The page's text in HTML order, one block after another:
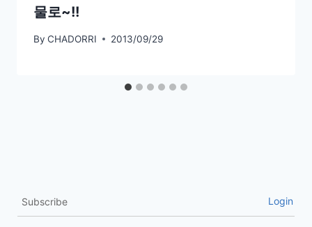
물로~!!
By CHADORRI 2013/09/29
Subscribe Login